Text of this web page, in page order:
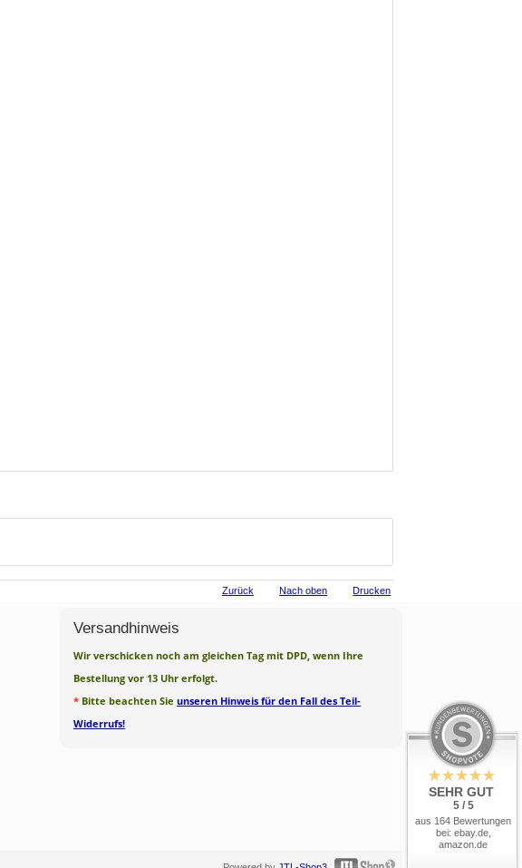
Zurück Nach oben Drucken
Versandhinweis
Wir verschicken noch am gleichen Tag mit DPD, wenn Ihre
Bestellung vor 13 Uhr erfolgt.
* Bitte beachten Sie unseren Hinweis für den Fall des Teil-
Widerrufs!
SEHR GUT
5 / 5
aus 164 Bewertungen
bei: ebay.de,
amazon.de